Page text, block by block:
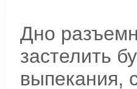
Дно
застелить
выпекания,